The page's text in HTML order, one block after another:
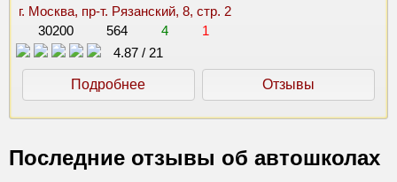
г. Москва, пр-т. Рязанский, 8, стр. 2
30200
564 4
1
4.87 / 21
Подробнее Отзывы
Последние отзывы об автошколах